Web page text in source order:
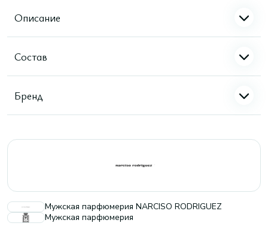
Описание
Состав
Бренд
Мужская парфюмерия NARCISO RODRIGUEZ
Мужская парфюмерия